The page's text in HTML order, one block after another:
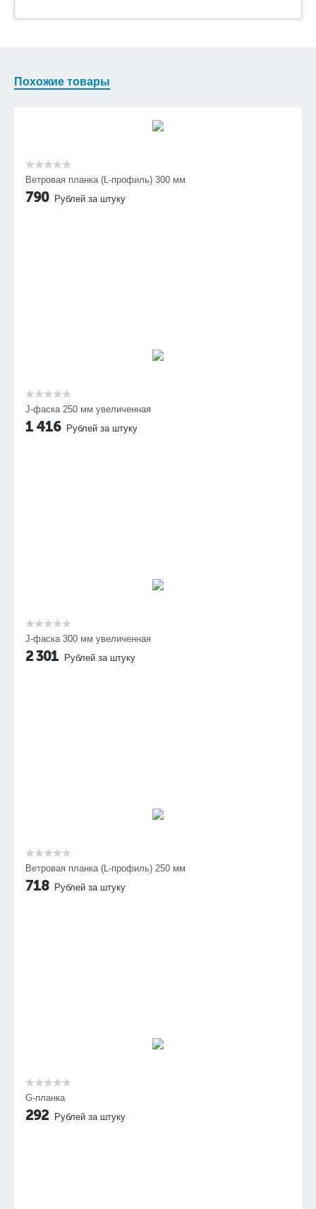
Похожие товары
Ветровая планка (L-профиль) 300 мм
790 Рублей за штуку
J-фаска 250 мм увеличенная
1 416 Рублей за штуку
J-фаска 300 мм увеличенная
2 301 Рублей за штуку
Ветровая планка (L-профиль) 250 мм
718 Рублей за штуку
G-планка
292 Рублей за штуку